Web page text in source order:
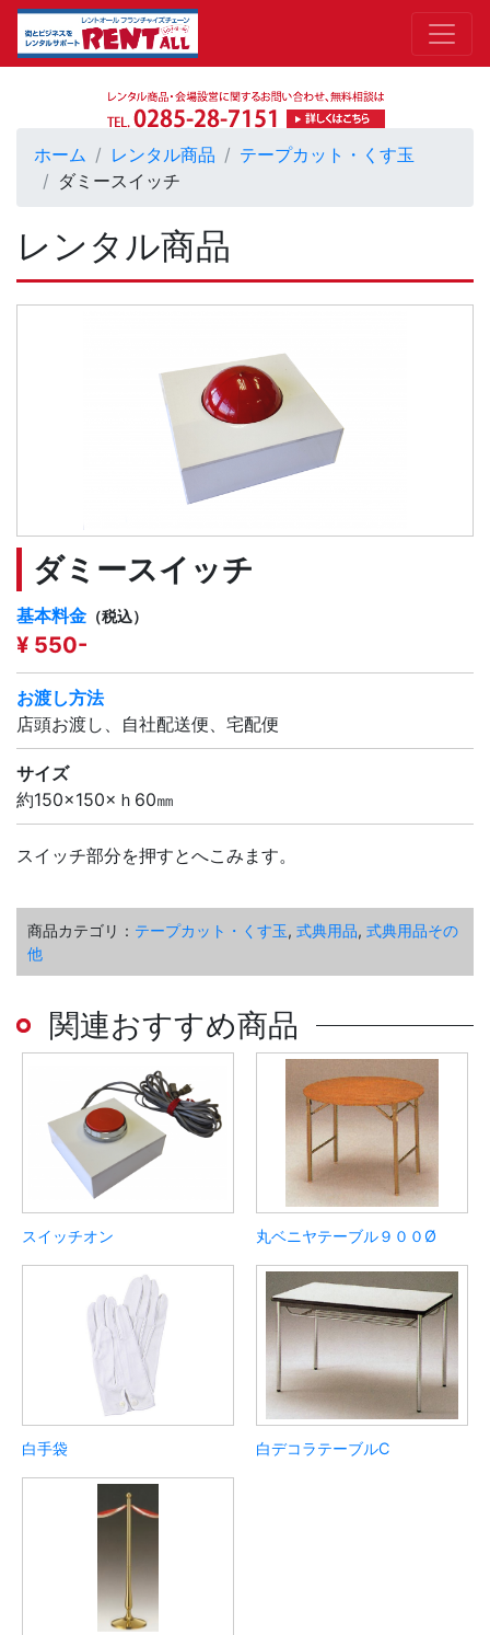
ホーム レンタル商品
テープカット・くす玉
ダミースイッチ
レンタル商品
ダミースイッチ
基本料金 （税込）
¥ 550-
お渡し方法
店頭お渡し、自社配送便、宅配便
サイズ
約150×150×ｈ60㎜
スイッチ部分を押すとへこみます。
商品カテゴリ： テープカット・くす玉, 式典用品, 式典用品その
他
関連おすすめ商品
スイッチオン 丸ベニヤテーブル９００Ø
白手袋 白デコラテーブルC